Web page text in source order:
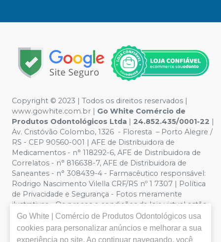
Copyright ©️ 2023 | Todos os direitos reservados |
www.gowhite.com.br | Go White Comércio de
Produtos Odontológicos Ltda | 24.852.435/0001-22 |
Av. Cristóvão Colombo, 1326 - Floresta – Porto Alegre /
RS - CEP 90560-001 | AFE de Distribuidora de
Medicamentos - n° 118292-6, AFE de Distribuidora de
Correlatos - n° 816638-7, AFE de Distribuidora de
Saneantes - n° 308439-4 - Farmacêutico responsável:
Rodrigo Nascimento Vilella CRF/RS nº 1 7307 | Política
de Privacidade e Segurança - Fotos meramente
ilustrativas - Os preços e condições da loja virtual estão
sujeitos a alterações. Em caso de divergência de preços
no site, o valor válido é o do Carrinho de Compra. Não
vendemos por atacado, logo nos reservamos o direito
Go White | Comércio de Produtos Odontológicos usa
cookies para personalizar anúncios e melhorar a sua
experiência no site. Ao continuar navegando, você